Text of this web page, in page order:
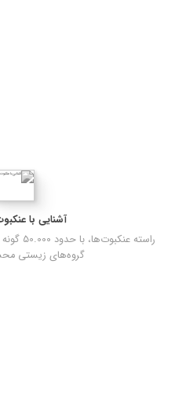
آشنایی با
راسته
گروه‌های زیستی